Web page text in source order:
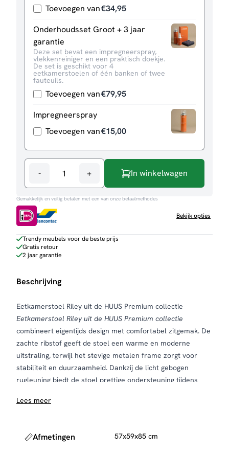
Toevoegen van€34,95
Onderhoudsset Groot + 3 jaar
garantie
Deze set bevat een impregneerspray,
vlekkenreiniger en een praktisch doekje.
De set is geschikt voor 4
eetkamerstoelen of één banken of twee
fauteuils.
Toevoegen van€79,95
Impregneerspray
Toevoegen van€15,00
-
Eetkamerstoel
Riley
aantal
+ In winkelwagen
Gemakkelijk en veilig betalen met een van onze betaalmethodes
Bekijk opties
Trendy meubels voor de beste prijs
Gratis retour
2 jaar garantie
Beschrijving
Eetkamerstoel Riley uit de HUUS Premium collectie
Eetkamerstoel Riley uit de HUUS Premium collectie
combineert eigentijds design met comfortabel zitgemak. De
zachte ribstof geeft de stoel een warme en moderne
uitstraling, terwijl het stevige metalen frame zorgt voor
stabiliteit en duurzaamheid. Dankzij de licht gebogen
rugleuning biedt de stoel prettige ondersteuning tijdens
Met afmetingen van 57 × 59 × 85 cm, een zithoogte van 47
vormgeving en het slanke onderstel maken deze stoel
Lees meer
Afmetingen 57x59x85 cm